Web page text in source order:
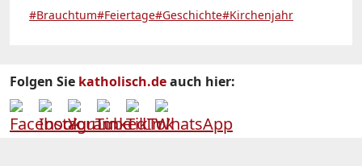
#Brauchtum#Feiertage#Geschichte#Kirchenjahr
Folgen Sie katholisch.deauch hier: